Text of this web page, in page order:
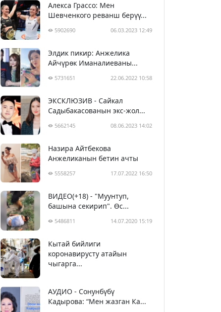
Алекса Грассо: Мен
Шевченкого реванш берүү...
5902690 06.03.2023 12:49
Элдик пикир: Анжелика
Айчүрөк Иманалиеваны...
5731651 22.06.2022 10:58
ЭКСКЛЮЗИВ - Сайкал
Садыбакасованын экс-жол...
5662145 08.06.2023 14:02
Назира Айтбекова
Анжеликанын бетин ачты
5558257 17.07.2022 16:50
ВИДЕО(+18) - "Муунтуп,
башына секирип". Өс...
5486811 14.07.2020 15:19
Кытай бийлиги
коронавирусту атайын
чыгарга...
АУДИО - Сонунбүбү
Кадырова: “Мен жазган Ка...